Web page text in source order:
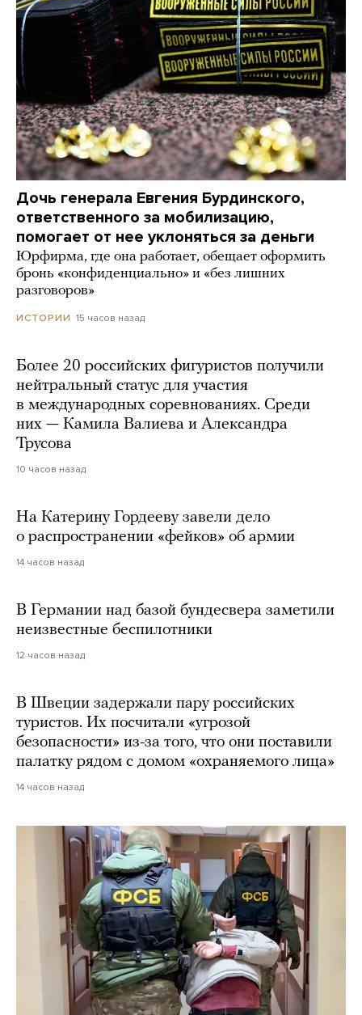
Дочь генерала Евгения Бурдинского,
ответственного за мобилизацию,
помогает от нее уклоняться за деньги
Юрфирма, где она работает, обещает оформить
бронь «конфиденциально» и «без лишних
разговоров»
ИСТОРИИ 15 часов назад
Более 20 российских фигуристов получили
нейтральный статус для участия
в международных соревнованиях. Среди
них — Камила Валиева и Александра
Трусова
10 часов назад
На Катерину Гордееву завели дело
о распространении «фейков» об армии
14 часов назад
В Германии над базой бундесвера заметили
неизвестные беспилотники
12 часов назад
В Швеции задержали пару российских
туристов. Их посчитали «угрозой
безопасности» из-за того, что они поставили
палатку рядом с домом «охраняемого лица»
14 часов назад